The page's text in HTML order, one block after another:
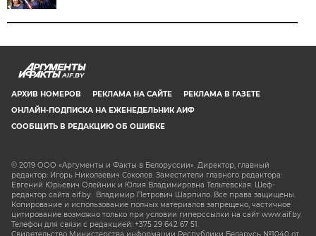
AIF.BY
АРХИВ НОМЕРОВ РЕКЛАМА НА САЙТЕ
РЕКЛАМА В ГАЗЕТЕ
ОНЛАЙН-ПОДПИСКА НА ЕЖЕНЕДЕЛЬНИК АИФ
СООБЩИТЬ В РЕДАКЦИЮ ОБ ОШИБКЕ
© 2019 ООО «Аргументы и Факты в Белоруссии». Директор, главный
редактор: Игорь Николаевич Соколов. Заместители главного редактора:
Евгений Юрьевич Олейник и Юлия Владимировна Тельтевская. Шеф-
редактор сайта aif.by: Владимир Петрович Шарпило. Все права защищены.
Копирование и использование полных материалов запрещено, частичное
цитирование возможно только при условии гиперссылки на сайт www.aif.by.
Телефон для связи с редакцией: +375 29 642 67 51.